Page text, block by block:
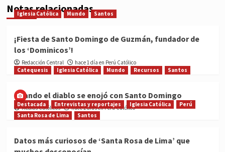
Notas relacionadas
Iglesia Católica Mundo Santos
¡Fiesta de Santo Domingo de Guzmán, fundador de
los ‘Dominicos’!
Redacción Central
hace 1 día en Perú Católico
Catequesis
Iglesia Católica Mundo Recursos Santos
Cuando el diablo se enojó con Santo Domingo
Medios Católicos hace 2 días en Perú Católico
Destacada Entrevistas y reportajes Iglesia Católica
Perú
Santa Rosa de Lima
Santos
Datos más curiosos de ‘Santa Rosa de Lima’ que